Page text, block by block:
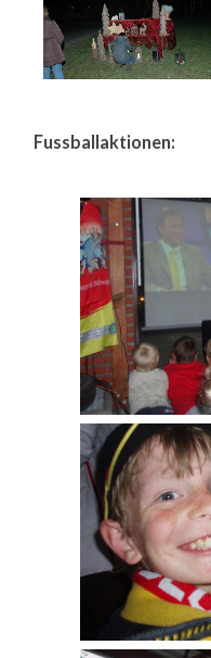
Fussballaktionen: